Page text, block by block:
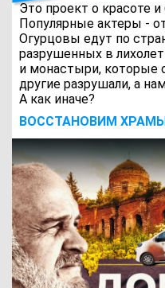
Это проект о красоте
Популярные актеры -
Огурцовы едут по
разрушенных в
и монастыри, которые
другие разрушали, а
А как иначе?
ВОCСТАНОВИМ